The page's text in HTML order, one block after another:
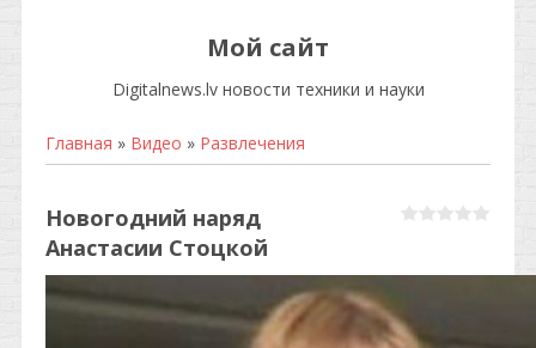
Мой сайт
Digitalnews.lv новости техники и науки
Главная » Видео » Развлечения
Новогодний наряд
Анастасии Стоцкой